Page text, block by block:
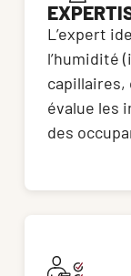
L’expert
l’humidité
évalue les
des